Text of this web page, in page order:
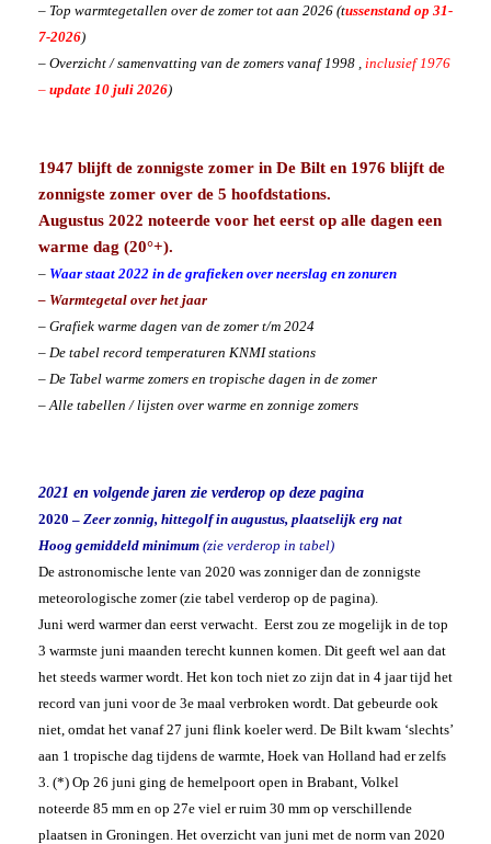
– Top warmtegetallen over de zomer tot aan 2026 (tussenstand op 31-
7-2026)
– Overzicht / samenvatting van de zomers vanaf 1998 ,
inclusief 1976
– update 10 juli 2026)
1947 blijft de zonnigste zomer in De Bilt en 1976 blijft de
zonnigste zomer over de 5 hoofdstations.
Augustus 2022 noteerde voor het eerst op alle dagen een
warme dag (20°+).
– Waar staat 2022 in de grafieken over neerslag en zonuren
– Warmtegetal over het jaar
– Grafiek warme dagen van de zomer t/m 2024
– De tabel record temperaturen KNMI stations
– De Tabel warme zomers en tropische dagen in de zomer
– Alle tabellen / lijsten over warme en zonnige zomers
2021 en volgende jaren zie verderop op deze pagina
2020 – Zeer zonnig, hittegolf in augustus, plaatselijk erg nat
Hoog gemiddeld minimum (zie verderop in tabel)
De astronomische lente van 2020 was zonniger dan de zonnigste
meteorologische zomer (zie tabel verderop op de pagina).
Juni werd warmer dan eerst verwacht. Eerst zou ze mogelijk in de top
3 warmste juni maanden terecht kunnen komen. Dit geeft wel aan dat
het steeds warmer wordt. Het kon toch niet zo zijn dat in 4 jaar tijd het
record van juni voor de 3e maal verbroken wordt. Dat gebeurde ook
niet, omdat het vanaf 27 juni flink koeler werd. De Bilt kwam ‘slechts’
aan 1 tropische dag tijdens de warmte, Hoek van Holland had er zelfs
3. (*) Op 26 juni ging de hemelpoort open in Brabant, Volkel
noteerde 85 mm en op 27e viel er ruim 30 mm op verschillende
plaatsen in Groningen. Het overzicht van juni met de norm van 2020